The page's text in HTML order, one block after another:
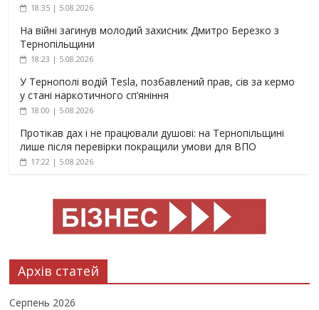
18:35 | 5.08.2026
На війні загинув молодий захисник Дмитро Березко з
Тернопільщини
18:23 | 5.08.2026
У Тернополі водій Tesla, позбавлений прав, сів за кермо
у стані наркотичного сп’яніння
18:00 | 5.08.2026
Протікав дах і не працювали душові: на Тернопільщині
лише після перевірки покращили умови для ВПО
17:22 | 5.08.2026
Архів статей
Серпень 2026